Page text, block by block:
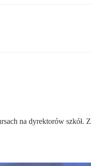
na dyrektorów szkół.